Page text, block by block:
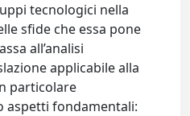
tecnologici nella
sfide che essa pone
all’analisi
applicabile alla
particolare
fondamentali: